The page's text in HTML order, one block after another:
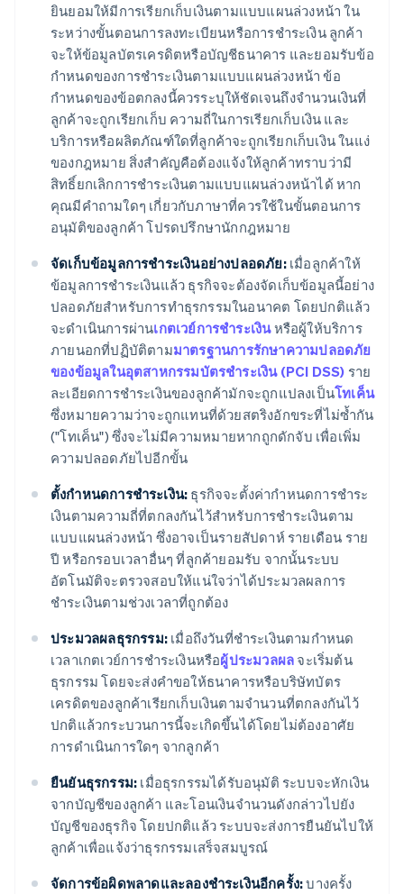
ยินยอมให้มีการเรียกเก็บเงินตามแบบแผนล่วงหน้า ใน
ระหว่างขั้นตอนการลงทะเบียนหรือการชำระเงิน ลูกค้า
จะให้ข้อมูลบัตรเครดิตหรือบัญชีธนาคาร และยอมรับข้อ
กำหนดของการชำระเงินตามแบบแผนล่วงหน้า ข้อ
กำหนดของข้อตกลงนี้ควรระบุให้ชัดเจนถึงจำนวนเงินที่
ลูกค้าจะถูกเรียกเก็บ ความถี่ในการเรียกเก็บเงิน และ
บริการหรือผลิตภัณฑ์ใดที่ลูกค้าจะถูกเรียกเก็บเงิน ในแง่
ของกฎหมาย สิ่งสำคัญคือต้องแจ้งให้ลูกค้าทราบว่ามี
สิทธิ์ยกเลิกการชำระเงินตามแบบแผนล่วงหน้าได้ หาก
คุณมีคำถามใดๆ เกี่ยวกับภาษาที่ควรใช้ในขั้นตอนการ
อนุมัติของลูกค้า โปรดปรึกษานักกฎหมาย
จัดเก็บข้อมูลการชำระเงินอย่างปลอดภัย:เมื่อลูกค้าให้
ข้อมูลการชำระเงินแล้ว ธุรกิจจะต้องจัดเก็บข้อมูลนี้อย่าง
ปลอดภัยสำหรับการทำธุรกรรมในอนาคต โดยปกติแล้ว
จะดำเนินการผ่านเกตเวย์การชำระเงินหรือผู้ให้บริการ
ภายนอกที่ปฏิบัติตามมาตรฐานการรักษาความปลอดภัย
ของข้อมูลในอุตสาหกรรมบัตรชำระเงิน (PCI DSS) ราย
ละเอียดการชำระเงินของลูกค้ามักจะถูกแปลงเป็นโทเค็น
ซึ่งหมายความว่าจะถูกแทนที่ด้วยสตริงอักขระที่ไม่ซ้ำกัน
("โทเค็น") ซึ่งจะไม่มีความหมายหากถูกดักจับ เพื่อเพิ่ม
ความปลอดภัยไปอีกขั้น
ตั้งกำหนดการชำระเงิน: ธุรกิจจะตั้งค่ากำหนดการชำระ
เงินตามความถี่ที่ตกลงกันไว้สำหรับการชำระเงินตาม
แบบแผนล่วงหน้า ซึ่งอาจเป็นรายสัปดาห์ รายเดือน ราย
ปี หรือกรอบเวลาอื่นๆ ที่ลูกค้ายอมรับ จากนั้นระบบ
อัตโนมัติจะตรวจสอบให้แน่ใจว่าได้ประมวลผลการ
ชำระเงินตามช่วงเวลาที่ถูกต้อง
ประมวลผลธุรกรรม: เมื่อถึงวันที่ชำระเงินตามกำหนด
เวลาเกตเวย์การชำระเงินหรือผู้ประมวลผล จะเริ่มต้น
ธุรกรรม โดยจะส่งคำขอให้ธนาคารหรือบริษัทบัตร
เครดิตของลูกค้าเรียกเก็บเงินตามจำนวนที่ตกลงกันไว้
ปกติแล้วกระบวนการนี้จะเกิดขึ้นได้โดยไม่ต้องอาศัย
การดำเนินการใดๆ จากลูกค้า
ยืนยันธุรกรรม: เมื่อธุรกรรมได้รับอนุมัติ ระบบจะหักเงิน
จากบัญชีของลูกค้า และโอนเงินจำนวนดังกล่าวไปยัง
บัญชีของธุรกิจ โดยปกติแล้ว ระบบจะส่งการยืนยันไปให้
ลูกค้าเพื่อแจ้งว่าธุรกรรมเสร็จสมบูรณ์
จัดการข้อผิดพลาดและลองชำระเงินอีกครั้ง:บางครั้ง